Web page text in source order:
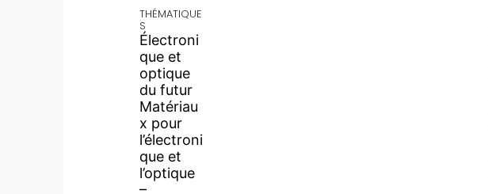
THÉMATIQUE
S
Électroni
que et
optique
du futur
Matériau
x pour
l’électroni
que et
l’optique
–